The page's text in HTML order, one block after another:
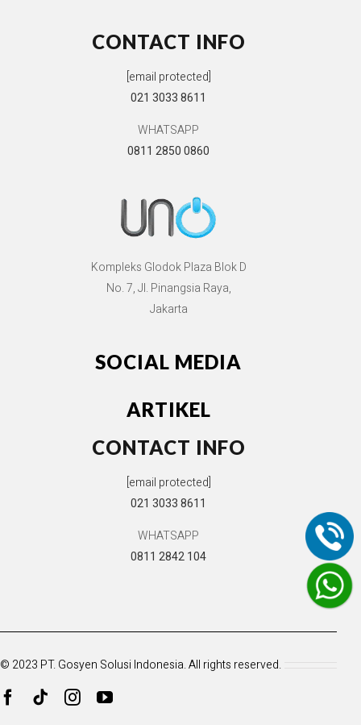
CONTACT INFO
[email protected]
021 3033 8611
WHATSAPP
0811 2850 0860
Kompleks Glodok Plaza Blok D
No. 7, Jl. Pinangsia Raya,
Jakarta
SOCIAL MEDIA
ARTIKEL
CONTACT INFO
[email protected]
021 3033 8611
WHATSAPP
0811 2842 104
© 2023 PT. Gosyen Solusi Indonesia. All rights reserved.